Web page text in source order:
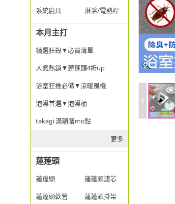
系統廚具
淋浴/電熱桿
本月主打
精選狂殺▼必買清單
人氣熱銷▼蓮蓬頭4折up
浴室狂推必備▼涼暖風機
泡澡首選▼泡澡桶
takagi 滿額贈mo點
更多
蓮蓬頭
蓮蓬頭
蓮蓬頭濾芯
蓮蓬頭軟管
蓮蓬頭掛架